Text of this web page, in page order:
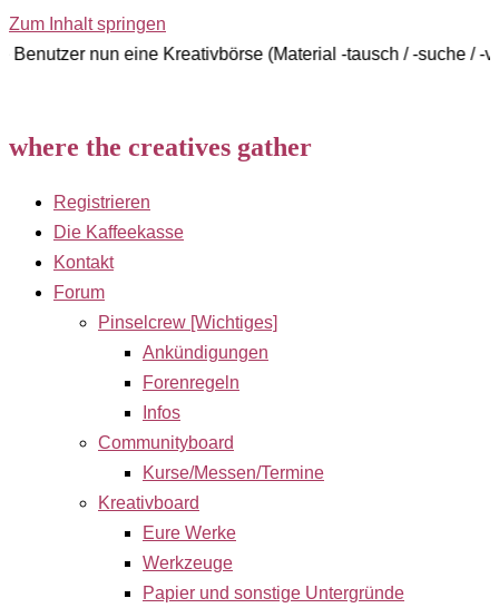
Zum Inhalt springen
nun eine Kreativbörse (Material -tausch / -suche / -verkauf)
where the creatives gather
Registrieren
Die Kaffeekasse
Kontakt
Forum
Pinselcrew [Wichtiges]
Ankündigungen
Forenregeln
Infos
Communityboard
Kurse/Messen/Termine
Kreativboard
Eure Werke
Werkzeuge
Papier und sonstige Untergründe